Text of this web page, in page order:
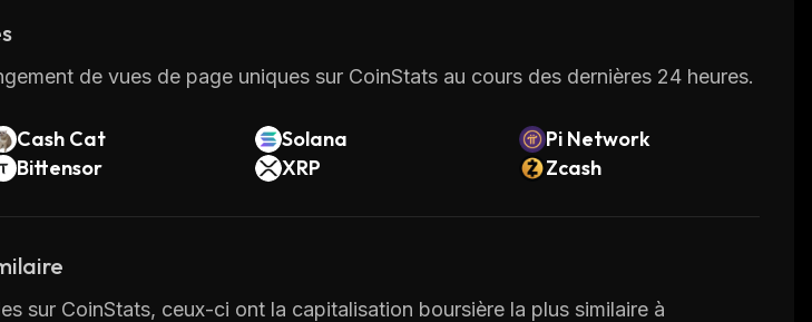
de vues de page uniques sur CoinStats au cours des dernières 24 heures.
Cash Cat Solana
Pi Network
Bittensor XRP Zcash
sur CoinStats, ceux-ci ont la capitalisation boursière la plus similaire à